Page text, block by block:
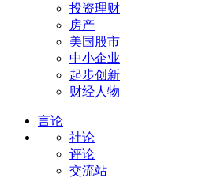
投资理财
房产
美国股市
中小企业
起步创新
财经人物
言论
社论
评论
交流站